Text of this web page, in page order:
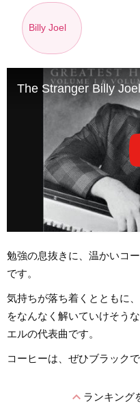
Billy Joel
The Stranger Billy Joel
勉強の息抜きに、温かいコ
です。
気持ちが落ち着くとともに
をなんなく解いていけそう
エルの代表曲です。
コーヒーは、ぜひブラックで
expand_lessランキング